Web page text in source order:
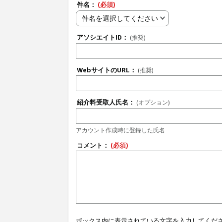
件名： (必須)
件名を選択してください
アソシエイトID： (推奨)
WebサイトのURL： (推奨)
紹介料受取人氏名： (オプション)
アカウント作成時に登録した氏名
コメント： (必須)